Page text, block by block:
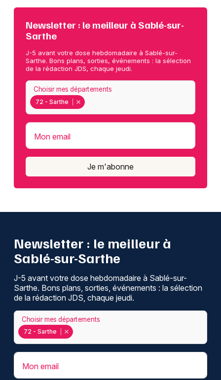
Newsletter : le meilleur à Sablé-sur-
Sarthe
J-5 avant votre dose hebdomadaire à Sablé-sur-
Sarthe. Bons plans, sorties, événements : la sélection
de la rédaction JDS, chaque jeudi.
72 - Sarthe
Choisir mes départements
Mon email
Je m'abonne
Newsletter : le meilleur à
Sablé-sur-Sarthe
J-5 avant votre dose hebdomadaire à Sablé-sur-
Sarthe. Bons plans, sorties, événements : la sélection
de la rédaction JDS, chaque jeudi.
72 - Sarthe
Choisir mes départements
Mon email